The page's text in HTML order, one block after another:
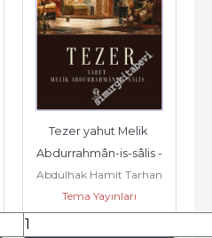
Tezer yahut Melik
Abdurrahmân-is-sâlis -
Abdülhak Hamit Tarhan
Tema Yayınları